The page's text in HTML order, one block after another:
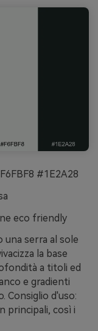
#1E2A28
eco friendly
una serra al sole
la base
a titoli ed
e gradienti
Consiglio d'uso:
principali, così i